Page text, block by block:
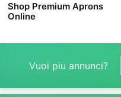
Shop Premium Aprons
Online
Vuoi piu annunci?